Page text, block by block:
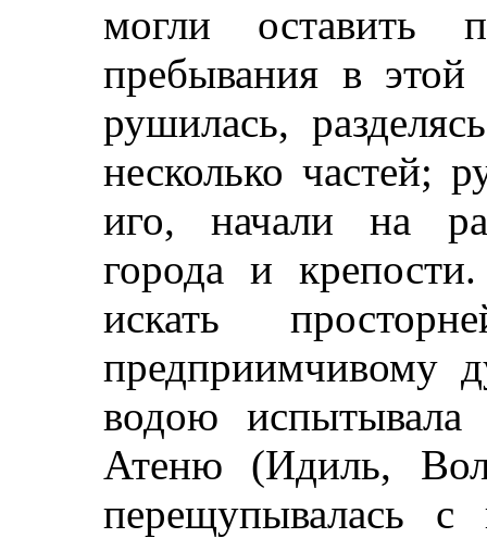
могли оставить
пребывания в
рушилась,
несколько частей;
иго, начали на
города и
искать
предприимчивому
водою
Атеню (Идиль,
перещупывалась с